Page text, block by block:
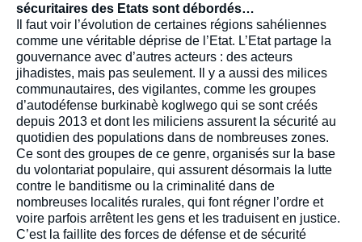
sécuritaires des Etats sont débordés…
Il faut voir l’évolution de certaines régions sahéliennes
comme une véritable déprise de l’Etat. L’Etat partage la
gouvernance avec d’autres acteurs : des acteurs
jihadistes, mais pas seulement. Il y a aussi des milices
communautaires, des vigilantes, comme les groupes
d’autodéfense burkinabè koglwego qui se sont créés
depuis 2013 et dont les miliciens assurent la sécurité au
quotidien des populations dans de nombreuses zones.
Ce sont des groupes de ce genre, organisés sur la base
du volontariat populaire, qui assurent désormais la lutte
contre le banditisme ou la criminalité dans de
nombreuses localités rurales, qui font régner l’ordre et
voire parfois arrêtent les gens et les traduisent en justice.
C’est la faillite des forces de défense et de sécurité